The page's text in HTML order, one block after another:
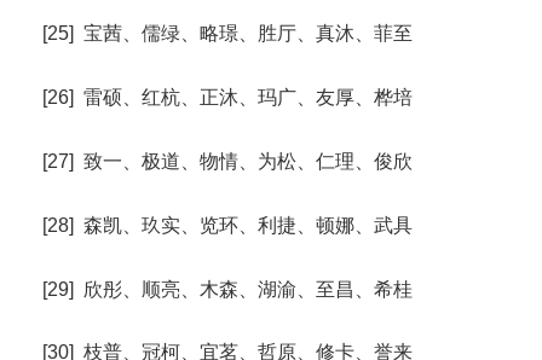
[25] 宝茜、儒绿、略璟、胜厅、真沐、菲至
[26] 雷硕、红杭、正沐、玛广、友厚、桦培
[27] 致一、极道、物情、为松、仁理、俊欣
[28] 森凯、玖实、览环、利捷、顿娜、武具
[29] 欣彤、顺亮、木森、湖渝、至昌、希桂
[30] 枝普、冠柯、宜茗、哲原、修卡、誉来